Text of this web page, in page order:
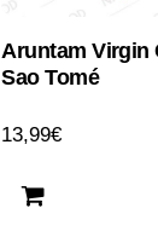
Aruntam Virgin
Sao Tomé
13,99€